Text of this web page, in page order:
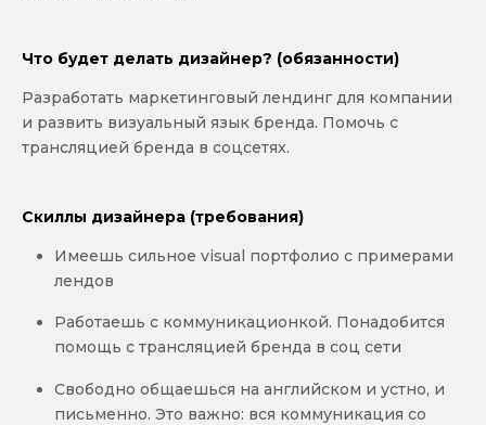
Что будет делать дизайнер? (обязанности)
Разработать маркетинговый лендинг для компании
и развить визуальный язык бренда. Помочь с
трансляцией бренда в соцсетях.
Скиллы дизайнера (требования)
Имеешь сильное visual портфолио с примерами
лендов
Работаешь с коммуникационкой. Понадобится
помощь с трансляцией бренда в соц сети
Свободно общаешься на английском и устно, и
письменно. Это важно: вся коммуникация со